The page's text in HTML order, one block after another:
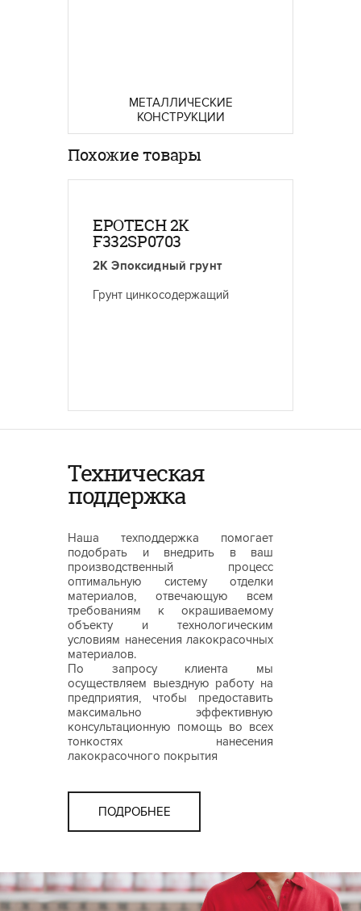
МЕТАЛЛИЧЕСКИЕ
КОНСТРУКЦИИ
Похожие товары
EPOTECH 2K
F332SP0703
2К Эпоксидный грунт
Грунт цинкосодержащий
Техническая
поддержка
Наша техподдержка помогает
подобрать и внедрить в ваш
производственный процесс
оптимальную систему отделки
материалов, отвечающую всем
требованиям к окрашиваемому
объекту и технологическим
условиям нанесения лакокрасочных
материалов.
По запросу клиента мы
осуществляем выездную работу на
предприятия, чтобы предоставить
максимально эффективную
консультационную помощь во всех
тонкостях нанесения
лакокрасочного покрытия
ПОДРОБНЕЕ